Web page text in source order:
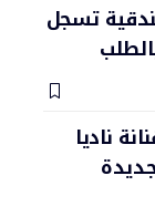
تسجل
ناديا